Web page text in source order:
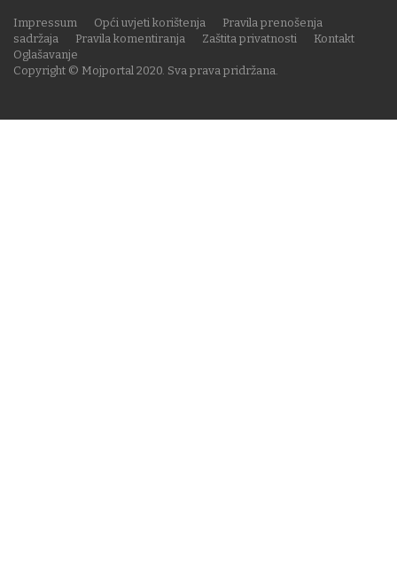
Copyright © Mojportal 2020. Sva prava pridržana.
Impressum Opći uvjeti korištenja
Pravila prenošenja
sadržaja
Pravila komentiranja Zaštita privatnosti
Kontakt
Oglašavanje